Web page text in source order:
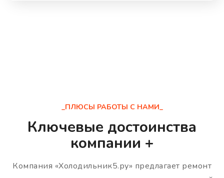
_ПЛЮСЫ РАБОТЫ С НАМИ_
Ключевые достоинства
компании +
Компания «Холодильник5.ру» предлагает ремонт